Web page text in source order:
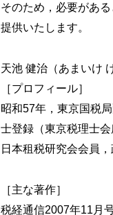
3 所得の金額と損益
3-1 課税所得金額の計算
3-3 損失の金額の繰越し
3-4 純損失の繰戻し
4 所得控除
4-1 雑損控除
4-2 医療費控除
4-4 生命保険料控除
そのため，必要があ
提供いたします。
天池 健治（あまいけ
［プロフィール］
昭和57年，東京国税
士登録（東京税理士
日本租税研究会会員，
［主な著作］
税経通信2007年11月